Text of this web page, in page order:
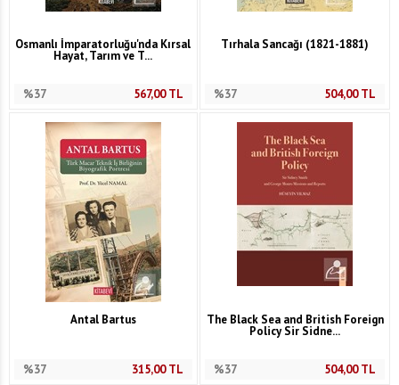
Osmanlı İmparatorluğu'nda Kırsal
Hayat, Tarım ve T...
%37 567,00TL
Tırhala Sancağı (1821-1881)
%37 504,00TL
Antal Bartus
%37 315,00TL
The Black Sea and British Foreign
Policy Sir Sidne...
%37 504,00TL